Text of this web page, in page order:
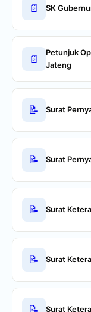
📄 SK
📄
Petunjuk
Jateng
📝 Surat
📝 Surat
📝 Surat
📝 Surat
📝 Surat